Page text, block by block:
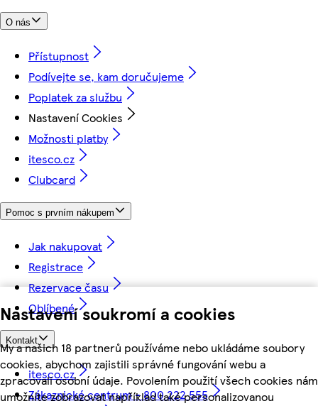
Nastavení soukromí a cookies
My a našich 18 partnerů používáme nebo ukládáme soubory
cookies, abychom zajistili správné fungování webu a
zpracovali osobní údaje. Povolením použití všech cookies nám
umožníte zobrazovat například také personalizovanou
O nás
Přístupnost
Podívejte se, kam doručujeme
Poplatek za službu
Nastavení Cookies
Možnosti platby
itesco.cz
Clubcard
Pomoc s prvním nákupem
Jak nakupovat
Registrace
Rezervace času
Oblíbené
Kontakt
itesco.cz
Zákaznické centrum - 800 222 555